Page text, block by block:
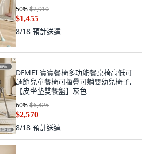
50%$2,910
$1,455
8/18 預計送達
DFMEI 寶寶餐椅多功能餐桌椅高低可
調節兒童餐椅可摺疊可躺嬰幼兒椅子,
【皮坐墊雙餐盤】灰色
60%$6,425
$2,570
8/18 預計送達